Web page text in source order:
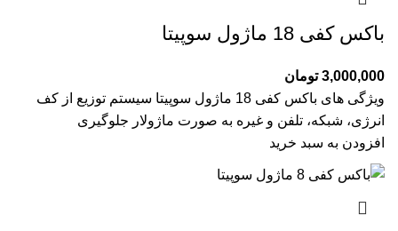
باکس کفی 18 ماژول سوپیتا
3,000,000 تومان
ویژگی های باکس کفی 18 ماژول سوپیتا سیستم توزیع از کف
انرژی، شبکه، تلفن و غیره به صورت ماژولار جلوگیری
افزودن به سبد خرید